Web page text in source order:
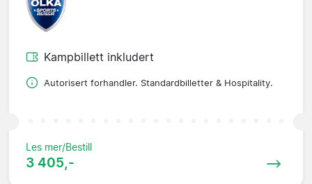
Kampbillett inkludert
Autorisert forhandler. Standardbilletter & Hospitality.
Les mer/Bestill
3 405,-